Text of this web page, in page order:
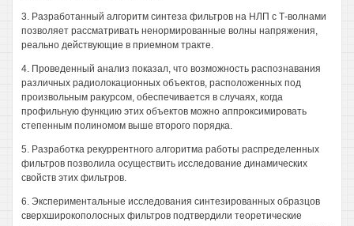
3. Разработанный алгоритм синтеза фильтров на НЛП с Т-волнами
позволяет рассматривать ненормированные волны напряжения,
реально действующие в приемном тракте.
4. Проведенный анализ показал, что возможность распознавания
различных радиолокационных объектов, расположенных под
произвольным ракурсом, обеспечивается в случаях, когда
профильную функцию этих объектов можно аппроксимировать
степенным полиномом выше второго порядка.
5. Разработка рекуррентного алгоритма работы распределенных
фильтров позволила осуществить исследование динамических
свойств этих фильтров.
6. Экспериментальные исследования синтезированных образцов
сверхширокополосных фильтров подтвердили теоретические